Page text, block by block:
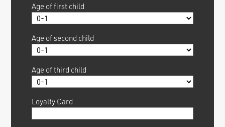
Age of first child
Age of second child
Age of third child
Loyalty Card